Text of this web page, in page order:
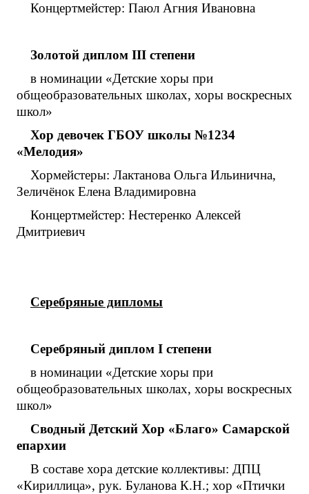
Концертмейстер: Паюл Агния Ивановна
Золотой диплом III степени
в номинации «Детские хоры при
общеобразовательных школах, хоры воскресных
школ»
Хор девочек ГБОУ школы №1234
«Мелодия»
Хормейстеры: Лактанова Ольга Ильинична,
Зеличёнок Елена Владимировна
Концертмейстер: Нестеренко Алексей
Дмитриевич
Серебряные дипломы
Серебряный диплом I степени
в номинации «Детские хоры при
общеобразовательных школах, хоры воскресных
школ»
Сводный Детский Хор «Благо» Самарской
епархии
В составе хора детские коллективы: ДПЦ
«Кириллица», рук. Буланова К.Н.; хор «Птички